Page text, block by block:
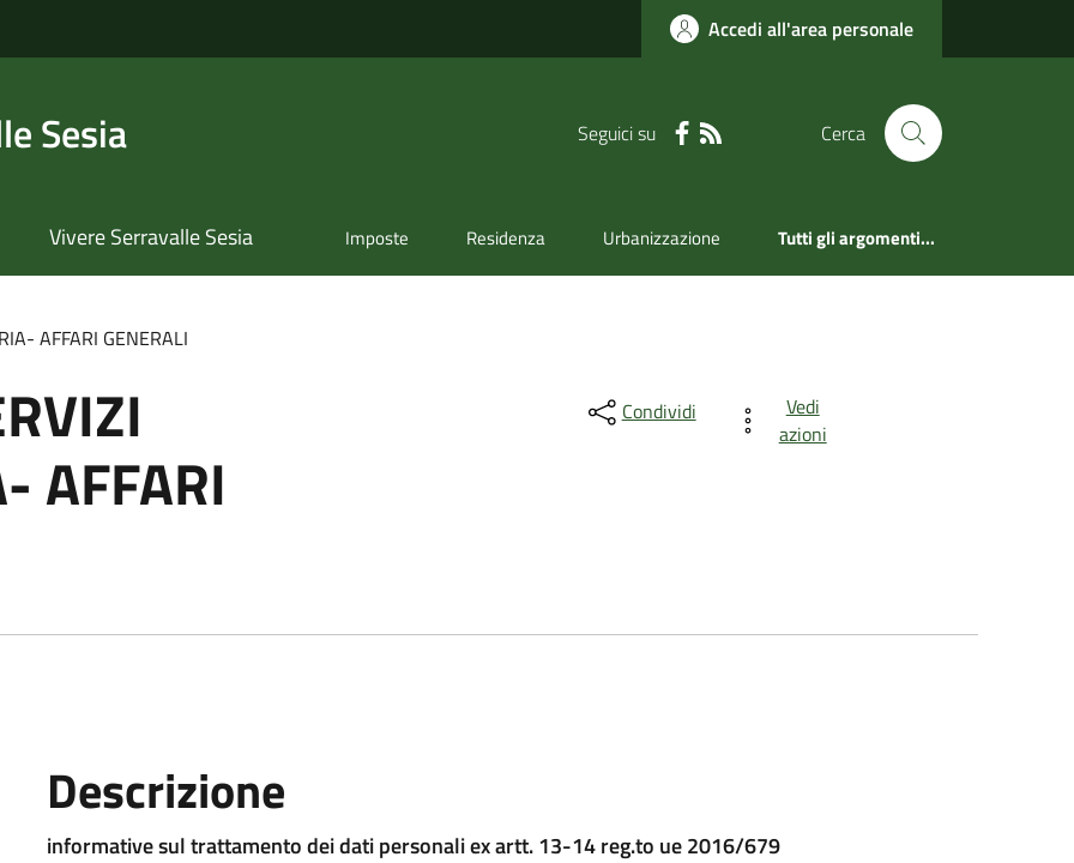
Accedi all'area personale
Sesia Seguici su Cerca
Vivere Serravalle Sesia Imposte Residenza Urbanizzazione Tutti gli argomenti...
AFFARI GENERALI
AFFARI
Condividi
Vedi
azioni
Descrizione
informative sul trattamento dei dati personali ex artt. 13-14 reg.to ue 2016/679